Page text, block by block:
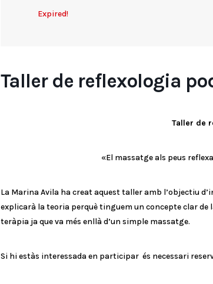
Expired!
Taller de reflexologia
Taller de
«El massatge als peus
La Marina Avila ha creat aquest taller amb l’objectiu
explicarà la teoria perquè tinguem un concepte clar
teràpia ja que va més enllà d’un simple massatge.
Si hi estàs interessada en participar és necessari